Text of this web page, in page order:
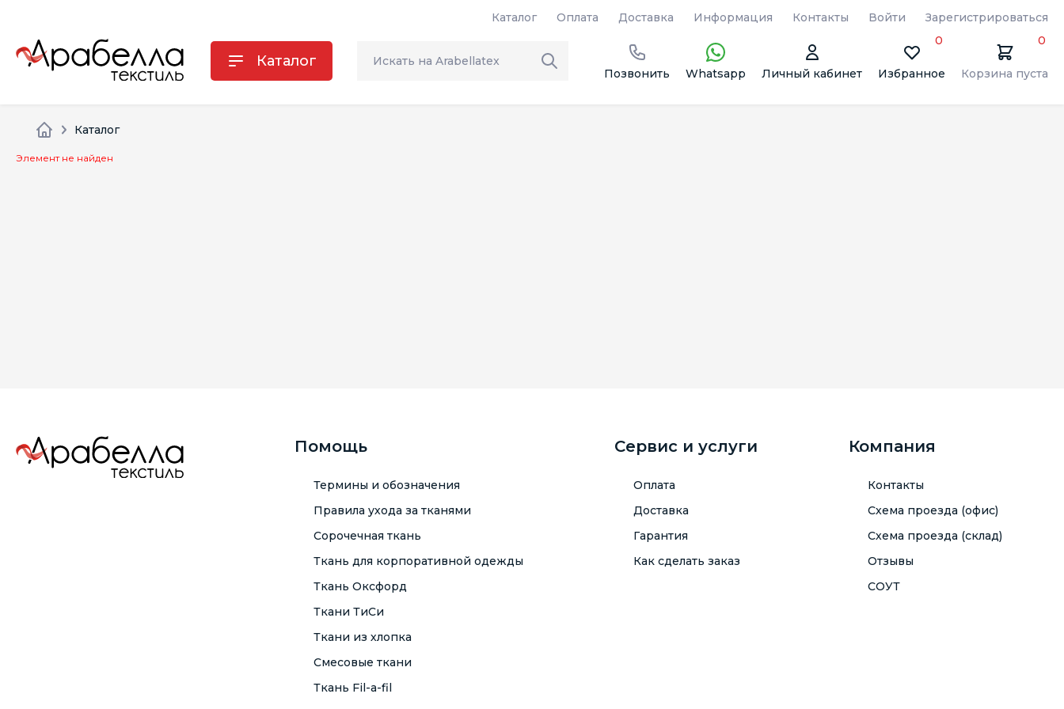
Каталог Оплата Доставка Информация Контакты Войти Зарегистрироваться
Каталог
Позвонить Whatsapp Личный кабинет Избранное
0
Корзина пуста
0
Каталог
Элемент не найден
Помощь
Термины и обозначения
Правила ухода за тканями
Сорочечная ткань
Ткань для корпоративной одежды
Ткань Оксфорд
Ткани ТиСи
Ткани из хлопка
Смесовые ткани
Ткань Fil-a-fil
Сервис и услуги
Оплата
Доставка
Гарантия
Как сделать заказ
Компания
Контакты
Схема проезда (офис)
Схема проезда (склад)
Отзывы
СОУТ